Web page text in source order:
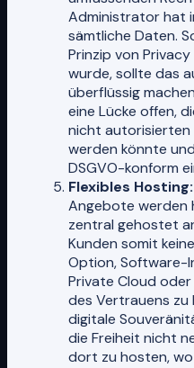
Administrator hat
sämtliche Daten.
Prinzip von
wurde, sollte das
überflüssig
eine Lücke offen,
nicht
werden könnte
DSGVO-konform
Flexibles Hosting:
Angebote werden
zentral gehostet
Kunden somit
Option, Software-
Private Cloud
des Vertrauens zu
digitale
die Freiheit nicht
dort zu hosten,